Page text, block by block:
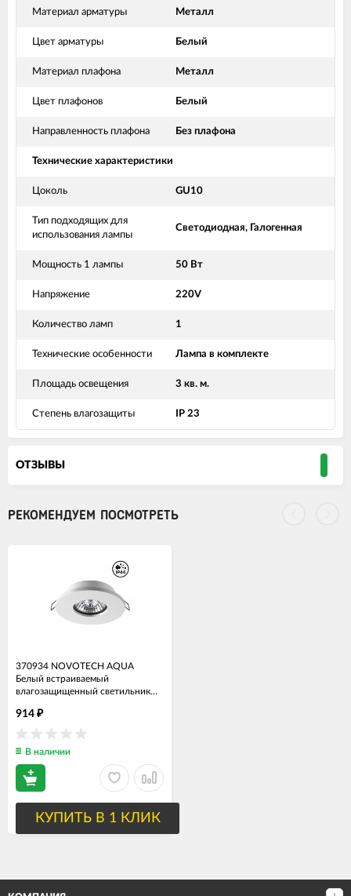
Материал арматуры Металл
Цвет арматуры Белый
Материал плафона Металл
Цвет плафонов Белый
Направленность плафона Без плафона
Технические характеристики
Цоколь GU10
Тип подходящих для
использования лампы
Светодиодная, Галогенная
Мощность 1 лампы 50 Вт
Напряжение 220V
Количество ламп 1
Технические особенности Лампа в комплекте
Площадь освещения 3 кв. м.
Степень влагозащиты IP 23
ОТЗЫВЫ
РЕКОМЕНДУЕМ ПОСМОТРЕТЬ
370934 NOVOTECH AQUA
Белый встраиваемый
влагозащищенный светильник
914 ₽
В наличии
КУПИТЬ В 1 КЛИК